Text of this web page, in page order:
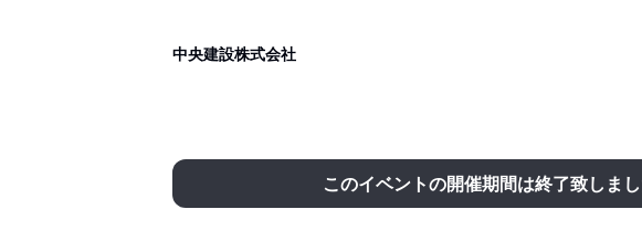
中央建設株式会社
このイベントの開催期間は終了致しまし